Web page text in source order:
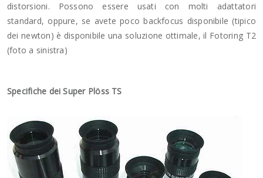
distorsioni. Possono essere usati con molti adattatori
standard, oppure, se avete poco backfocus disponibile (tipico
dei newton) è disponibile una soluzione ottimale, il Fotoring T2
(foto a sinistra)
Specifiche dei Super Plöss TS